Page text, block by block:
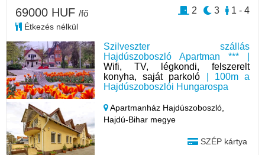
Szilveszter szállás
Hajdúszoboszló Apartman *** |
Wifi, TV, légkondi, felszerelt
konyha, saját parkoló | 100m a
Hajdúszoboszlói Hungarospa
Apartmanház Hajdúszoboszló,
Hajdú-Bihar megye
SZÉP kártya
69000 HUF /fő
Étkezés nélkül
1 - 4
3
2